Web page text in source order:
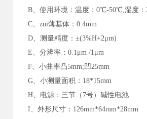
B、使用环境：温度：0℃-50℃,湿度
C、zui薄基体：0.4mm
D、测量精度：±(3%H+2μm)
E、分辨率：0.1μm /1μm
F、小曲率凸5mm;凹25mm
G、小测量面积：18*15mm
H、电源：三节（7号）碱性电池
I、外形尺寸：126mm*64mm*28mm